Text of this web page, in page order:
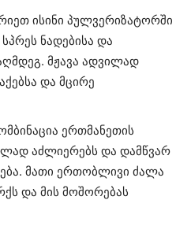
ისინი პულვერიზატორში
ნადებისა და
მჟავა ადვილად
და მცირე
ერთმანეთის
აძლიერებს და დამწვარ
მათი ერთობლივი ძალა
და მის მოშორებას